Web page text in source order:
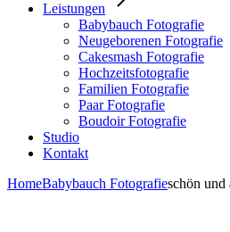
Leistungen
Babybauch Fotografie
Neugeborenen Fotografie
Cakesmash Fotografie
Hochzeitsfotografie
Familien Fotografie
Paar Fotografie
Boudoir Fotografie
Studio
Kontakt
HomeBabybauch Fotografieschön und